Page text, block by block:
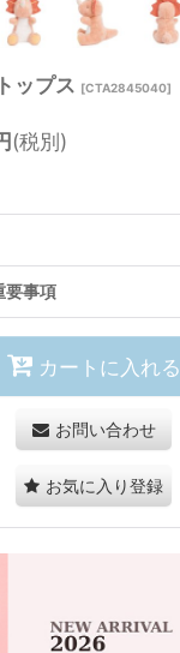
ップス [CTA2845040]
(税別)
要事項
カートに入れる
お問い合わせ
お気に入り登録